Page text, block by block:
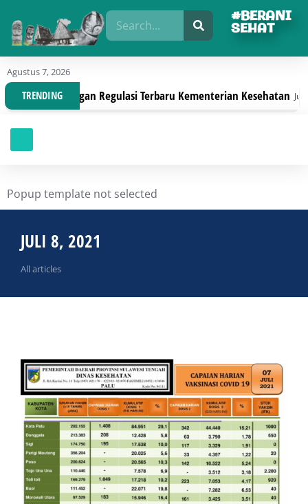
#BERANI
SEHAT
Agustus 7, 2026
TRENDINGDengan Regulasi Terbaru Kementerian Kesehatan Juli 30,
Popup template not selected
JULI 8, 2021
All articles